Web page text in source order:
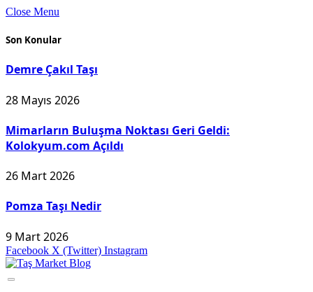
Close Menu
Son Konular
Demre Çakıl Taşı
28 Mayıs 2026
Mimarların Buluşma Noktası Geri Geldi:
Kolokyum.com Açıldı
26 Mart 2026
Pomza Taşı Nedir
9 Mart 2026
Facebook X (Twitter) Instagram